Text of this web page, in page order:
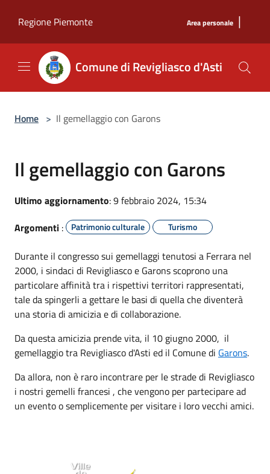
Regione Piemonte
Area personale |
Comune di Revigliasco d'Asti
Home > Il gemellaggio con Garons
Il gemellaggio con Garons
Ultimo aggiornamento: 9 febbraio 2024, 15:34
Argomenti : Patrimonio culturale Turismo
Durante il congresso sui gemellaggi tenutosi a Ferrara nel
2000, i sindaci di Revigliasco e Garons scoprono una
particolare affinità tra i rispettivi territori rappresentati,
tale da spingerli a gettare le basi di quella che diventerà
una storia di amicizia e di collaborazione.
Da questa amicizia prende vita, il 10 giugno 2000, il
gemellaggio tra Revigliasco d'Asti ed il Comune di Garons.
Da allora, non è raro incontrare per le strade di Revigliasco
i nostri gemelli francesi , che vengono per partecipare ad
un evento o semplicemente per visitare i loro vecchi amici.